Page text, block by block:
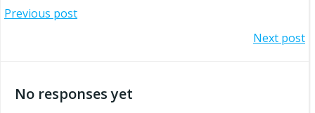
Yazı
Previous post
gezinmesi
Next post
No responses yet